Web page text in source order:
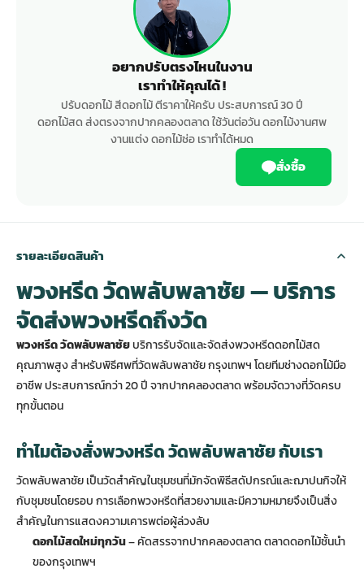
อยากปรับตรงไหนในงาน
เราทำให้คุณได้ !
ปรับดอกไม้ สีดอกไม้ ตีราคาให้ครับ ประสบการณ์ 30 ปี
ดอกไม้สด ส่งตรงจากปากคลองตลาด ใช้วันต่อวัน ดอกไม้งานศพ
งานแต่ง ดอกไม้ช่อ เราทำได้หมด
สั่งซื้อ
รายละเอียดสินค้า
พวงหรีด วัดพลับพลาชัย — บริการ
จัดส่งพวงหรีดถึงวัด
พวงหรีด วัดพลับพลาชัยบริการรับจัดและจัดส่งพวงหรีดดอกไม้สด
คุณภาพสูง สำหรับพิธีศพที่วัดพลับพลาชัย กรุงเทพฯ โดยทีมช่างดอกไม้มือ
อาชีพ ประสบการณ์กว่า 20 ปี จากปากคลองตลาด พร้อมจัดวางที่วัดครบ
ทุกขั้นตอน
ทำไมต้องสั่งพวงหรีด วัดพลับพลาชัย กับเรา
วัดพลับพลาชัย เป็นวัดสำคัญในชุมชนที่มักจัดพิธีสดัปกรณ์และฌาปนกิจให้
กับชุมชนโดยรอบ การเลือกพวงหรีดที่สวยงามและมีความหมายจึงเป็นสิ่ง
สำคัญในการแสดงความเคารพต่อผู้ล่วงลับ
ดอกไม้สดใหม่ทุกวัน– คัดสรรจากปากคลองตลาด ตลาดดอกไม้ชั้นนำ
ของกรุงเทพฯ